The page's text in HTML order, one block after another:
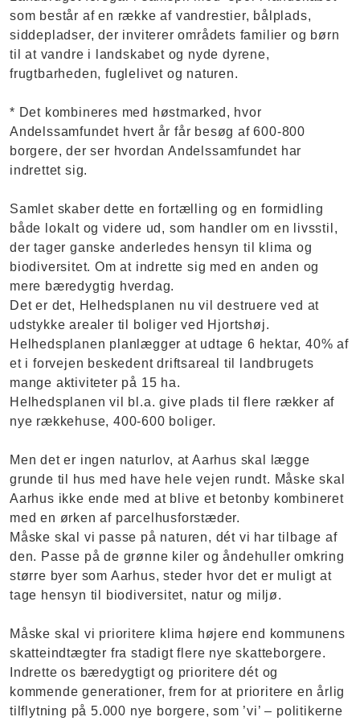
som består af en række af vandrestier, bålplads,
siddepladser, der inviterer områdets familier og børn
til at vandre i landskabet og nyde dyrene,
frugtbarheden, fuglelivet og naturen.
* Det kombineres med høstmarked, hvor
Andelssamfundet hvert år får besøg af 600-800
borgere, der ser hvordan Andelssamfundet har
indrettet sig.
Samlet skaber dette en fortælling og en formidling
både lokalt og videre ud, som handler om en livsstil,
der tager ganske anderledes hensyn til klima og
biodiversitet. Om at indrette sig med en anden og
mere bæredygtig hverdag.
Det er det, Helhedsplanen nu vil destruere ved at
udstykke arealer til boliger ved Hjortshøj.
Helhedsplanen planlægger at udtage 6 hektar, 40% af
et i forvejen beskedent driftsareal til landbrugets
mange aktiviteter på 15 ha.
Helhedsplanen vil bl.a. give plads til flere rækker af
nye rækkehuse, 400-600 boliger.
Men det er ingen naturlov, at Aarhus skal lægge
grunde til hus med have hele vejen rundt. Måske skal
Aarhus ikke ende med at blive et betonby kombineret
med en ørken af parcelhusforstæder.
Måske skal vi passe på naturen, dét vi har tilbage af
den. Passe på de grønne kiler og åndehuller omkring
større byer som Aarhus, steder hvor det er muligt at
tage hensyn til biodiversitet, natur og miljø.
Måske skal vi prioritere klima højere end kommunens
skatteindtægter fra stadigt flere nye skatteborgere.
Indrette os bæredygtigt og prioritere dét og
kommende generationer, frem for at prioritere en årlig
tilflytning på 5.000 nye borgere, som ’vi’ – politikerne